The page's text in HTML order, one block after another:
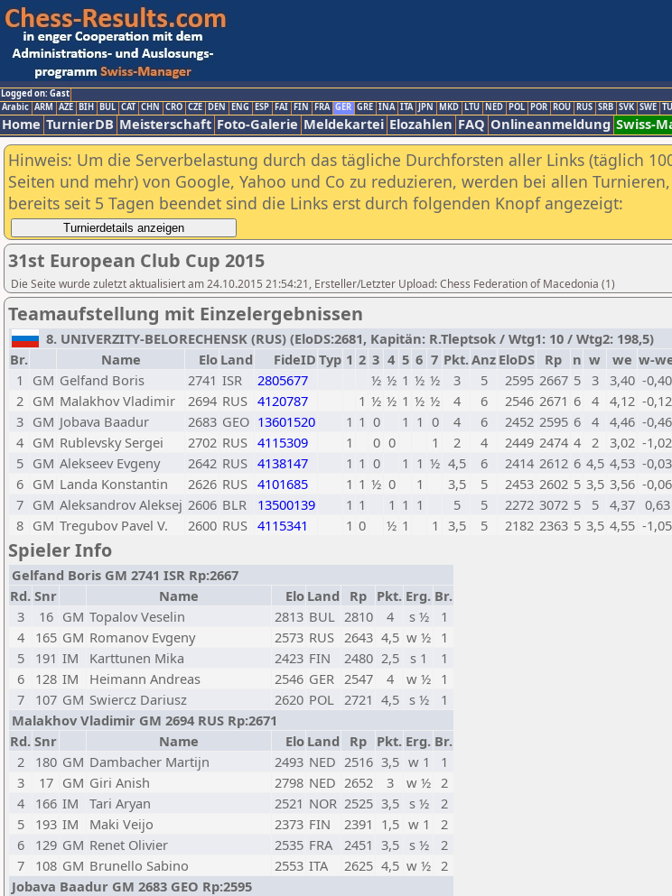
Logged on: Gast
Arabic ARM AZE BIH BUL CAT CHN CRO CZE DEN ENG ESP FAI FIN FRA GER GRE INA ITA JPN MKD LTU NED POL POR ROU RUS SRB SVK SWE
Home TurnierDB Meisterschaft Foto-Galerie Meldekartei Elozahlen FAQ Onlineanmeldung Swiss-
Hinweis: Um die Serverbelastung durch das tägliche Durchforsten aller Links (täglich
Seiten und mehr) von Google, Yahoo und Co zu reduzieren, werden bei allen
bereits seit 5 Tagen beendet sind die Links erst durch folgenden Knopf angezeigt:
31st European Club Cup 2015
Die Seite wurde zuletzt aktualisiert am 24.10.2015 21:54:21, Ersteller/Letzter Upload: Chess Federation of Macedonia (1)
Teamaufstellung mit Einzelergebnissen
8. UNIVERZITY-BELORECHENSK (RUS) (EloDS:2681, Kapitän: R.Tleptsok / Wtg1: 10 / Wtg2: 198,5)
Br.
Name Elo Land FideID Typ 1 2 3 4 5 6 7 Pkt.Anz EloDS Rp n w we w-
1
GM Gelfand Boris 2741 ISR 2805677 ½ ½ 1 ½ ½ 3 5 2595 2667 5 3 3,40 -0,40
2 GM Malakhov Vladimir 2694 RUS 4120787 1 ½ ½ 1 ½ ½ 4 6 2546 2671 6 4 4,12 -0,12
3 GM Jobava Baadur 2683 GEO 13601520 1 1 0 1 1 0 4 6 2452 2595 6 4 4,46 -0,46
4 GM Rublevsky Sergei 2702 RUS 4115309 1 0 0 1 2 4 2449 2474 4 2 3,02 -1,02
5 GM Alekseev Evgeny 2642 RUS 4138147 1 1 0 1 1 ½ 4,5 6 2414 2612 6 4,5 4,53 -0,03
6 GM Landa Konstantin 2626 RUS 4101685 1 1 ½ 0 1 3,5 5 2453 2602 5 3,5 3,56 -0,06
7 GM Aleksandrov Aleksej 2606 BLR 13500139 1 1 1 1 1 5 5 2272 3072 5 5 4,37 0,63
8 GM Tregubov Pavel V. 2600 RUS 4115341 1 0 ½ 1 1 3,5 5 2182 2363 5 3,5 4,55 -1,05
Spieler Info
Gelfand Boris GM 2741 ISR Rp:2667
Rd. Snr Name Elo Land Rp Pkt. Erg. Br.
3
16 GM Topalov Veselin 2813 BUL 2810 4 s ½
1
4
165 GM Romanov Evgeny 2573 RUS 2643 4,5 w ½ 1
5
191 IM Karttunen Mika 2423 FIN 2480 2,5 s 1
1
6
128 IM Heimann Andreas 2546 GER 2547 4 w ½ 1
7
107 GM Swiercz Dariusz 2620 POL 2721 4,5 s ½
1
Malakhov Vladimir GM 2694 RUS Rp:2671
Rd. Snr Name Elo Land Rp Pkt. Erg. Br.
2
180 GM Dambacher Martijn 2493 NED 2516 3,5 w 1
1
3
17 GM Giri Anish 2798 NED 2652 3 w ½ 2
4
166 IM Tari Aryan 2521 NOR 2525 3,5 s ½
2
5
193 IM Maki Veijo 2373 FIN 2391 1,5 w 1
2
6
129 GM Renet Olivier 2535 FRA 2451 3,5 s ½
2
7
108 GM Brunello Sabino 2553 ITA 2625 4,5 w ½ 2
Jobava Baadur GM 2683 GEO Rp:2595